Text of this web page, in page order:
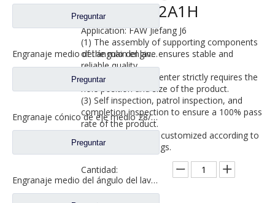
Preguntar
Engranaje medio del ángulo del lavabo del puente para los recambios 42104456 del camión de SAIC Hongyan
Preguntar
Engranaje cónico de eje medio 28/21 para eje Ankai Benz, repuestos para camiones Foton Auman HFF2502038/39CK1BZ
Preguntar
Engranaje medio del ángulo del lavabo del puente para los recambios 5801845742 del camión de SAIC Hongyan
HT3001032A1H
Application: FAW Jiefang J6
(1) The assembly of supporting components
of the main engine ensures stable and
reliable quality.
(2) The machining center strictly requires the
hole position and size of the product.
(3) Self inspection, patrol inspection, and
completion inspection to ensure a 100% pass
rate of the product.
(4) Products can be customized according to
samples and drawings.
Cantidad: